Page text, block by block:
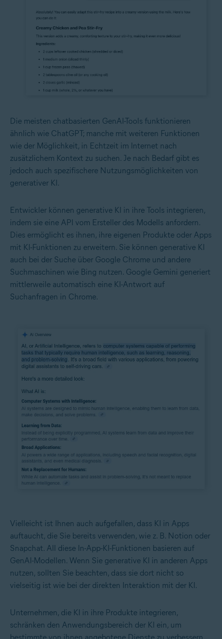
Die meisten chatbasierten GenAI-Tools funktionieren
ähnlich wie ChatGPT; manche mit weiteren Funktionen
wie der Möglichkeit, in Echtzeit im Internet nach
zusätzlichem Kontext zu suchen. Je nach Bedarf gibt es
jedoch auch spezifischere Nutzungsmöglichkeiten von
generativer KI.
Entwickler können generative KI in ihre Tools integrieren,
indem sie eine API vom Ersteller des Modells anfordern.
Dies ermöglicht es ihnen, ihre eigenen Produkte oder Apps
mit KI-Funktionen zu erweitern. Sie können generative KI
auch bei der Suche über Google Chrome und andere
Suchmaschinen wie Bing nutzen. Google Gemini generiert
mittlerweile automatisch eine KI-Antwort auf
Suchanfragen in Chrome.
Vielleicht ist Ihnen auch aufgefallen, dass KI in Apps
auftaucht, die Sie bereits verwenden, wie z. B. Notion oder
Snapchat. All diese In-App-KI-Funktionen basieren auf
GenAI-Modellen. Wenn Sie generative KI in anderen Apps
nutzen, sollten Sie beachten, dass sie dort nicht so
vielseitig ist wie bei der direkten Interaktion mit der KI.
Unternehmen, die KI in ihre Produkte integrieren,
schränken den Anwendungsbereich der KI ein, um